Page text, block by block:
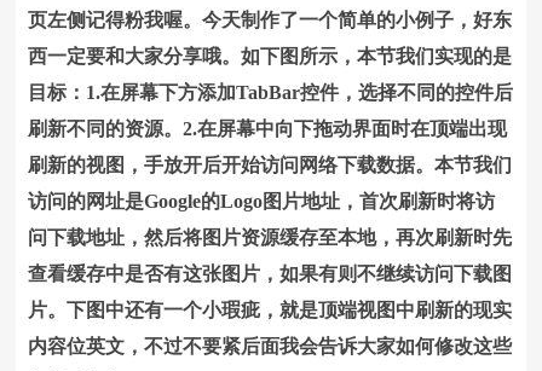
页左侧记得粉我喔。今天制作了一个简单的小例子，好东
西一定要和大家分享哦。如下图所示，本节我们实现的是
目标：1.在屏幕下方添加TabBar控件，选择不同的控件后
刷新不同的资源。2.在屏幕中向下拖动界面时在顶端出现
刷新的视图，手放开后开始访问网络下载数据。本节我们
访问的网址是Google的Logo图片地址，首次刷新时将访
问下载地址，然后将图片资源缓存至本地，再次刷新时先
查看缓存中是否有这张图片，如果有则不继续访问下载图
片。下图中还有一个小瑕疵，就是顶端视图中刷新的现实
内容位英文，不过不要紧后面我会告诉大家如何修改这些